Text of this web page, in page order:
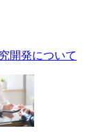
開発について